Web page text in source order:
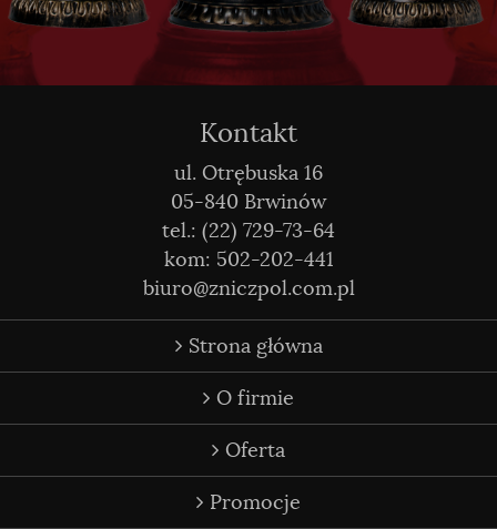
Kontakt
ul. Otrębuska 16
05-840 Brwinów
tel.: (22) 729-73-64
kom: 502-202-441
biuro@zniczpol.com.pl
Strona główna
O firmie
Oferta
Promocje